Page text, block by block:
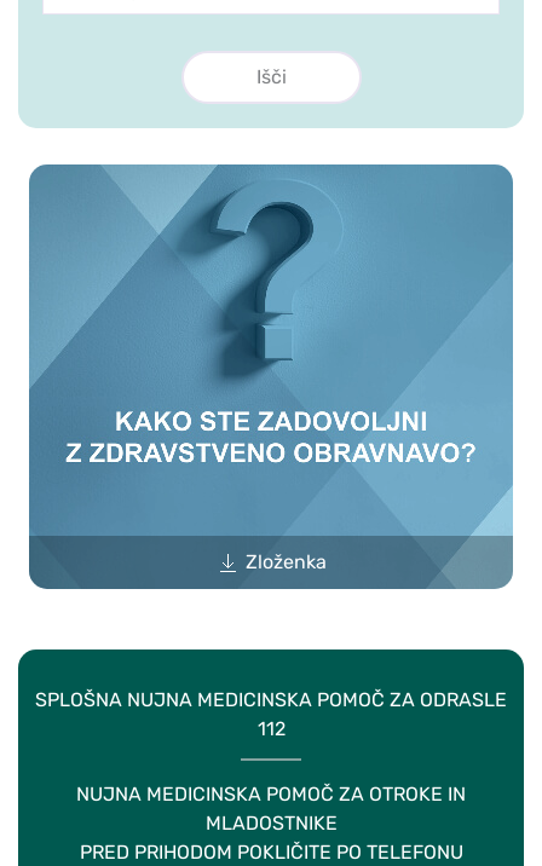
Zloženka
SPLOŠNA NUJNA MEDICINSKA POMOČ ZA ODRASLE
112
NUJNA MEDICINSKA POMOČ ZA OTROKE IN
MLADOSTNIKE
PRED PRIHODOM POKLIČITE PO TELEFONU